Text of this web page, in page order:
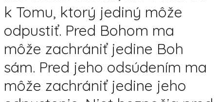
k Tomu, ktorý jediný môže
odpustiť. Pred Bohom ma
môže zachrániť jedine Boh
sám. Pred jeho odsúdením ma
môže zachrániť jedine jeho